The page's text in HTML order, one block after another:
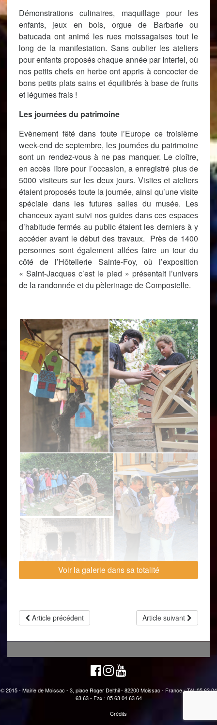
Démonstrations culinaires, maquillage pour les
enfants, jeux en bois, orgue de Barbarie ou
batucada ont animé les rues moissagaises tout le
long de la manifestation. Sans oublier les ateliers
pour enfants proposés chaque année par Interfel, où
nos petits chefs en herbe ont appris à concocter de
bons petits plats sains et équilibrés à base de fruits
et légumes frais !
Les journées du patrimoine
Evènement fêté dans toute l’Europe ce troisième
week-end de septembre, les journées du patrimoine
sont un rendez-vous à ne pas manquer. Le cloître,
en accès libre pour l’occasion, a enregistré plus de
5000 visiteurs sur les deux jours. Visites et ateliers
étaient proposés toute la journée, ainsi qu’une visite
spéciale dans les futures salles du musée. Les
chanceux ayant suivi nos guides dans ces espaces
d’habitude fermés au public étaient les derniers à y
accéder avant le début des travaux. Près de 1400
personnes sont également allées faire un tour du
côté de l’Hôtellerie Sainte-Foy, où l’exposition
« Saint-Jacques c’est le pied » présentait l’univers
de la randonnée et du pèlerinage de Compostelle.
Voir la galerie dans sa totalité
Article précédent Article suivant
© 2015 - Mairie de Moissac - 3, place Roger Delthil - 82200 Moissac - France - Tél. 05 63 04
63 63 - Fax : 05 63 04 63 64
Crédits